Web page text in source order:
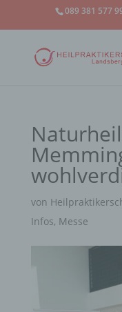
089 381 577
von
Infos, Messe